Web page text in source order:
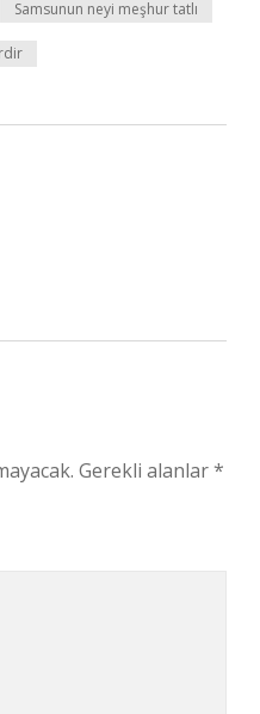
Samsunun neyi meşhur tatlı
Gerekli alanlar*